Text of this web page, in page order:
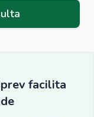
facilita